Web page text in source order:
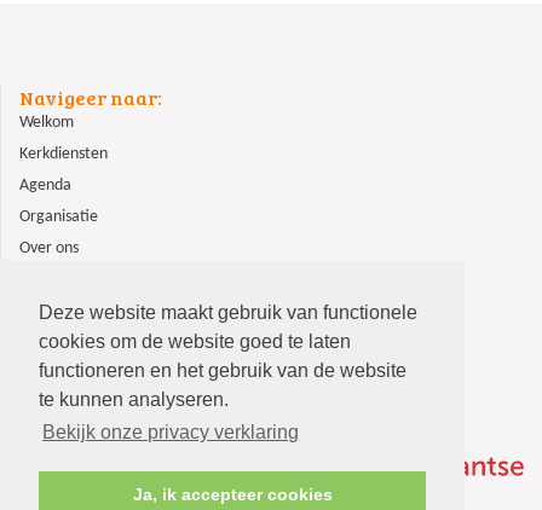
Deze website maakt gebruik van functionele
cookies om de website goed te laten
functioneren en het gebruik van de website
te kunnen analyseren.
Bekijk onze privacy verklaring
Ja, ik accepteer cookies
Navigeer naar:
Welkom
Kerkdiensten
Agenda
Organisatie
Over ons
Contact